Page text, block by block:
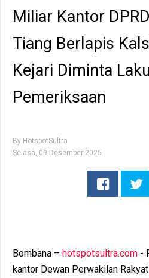
Miliar Kantor
Tiang Berlapis
Kejari Diminta
Pemeriksaan
By HotspotSultra
Selasa, 09 Desember 2025
Bombana – hotspotsultra.com -
kantor Dewan Perwakilan